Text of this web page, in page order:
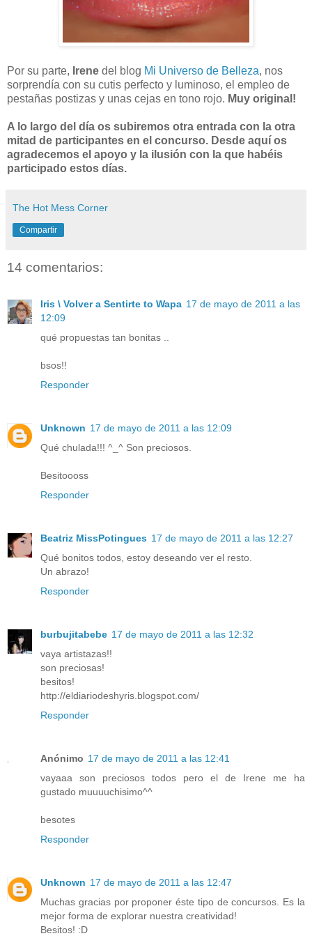
Por su parte, Irene del blog Mi Universo de Belleza, nos
sorprendía con su cutis perfecto y luminoso, el empleo de
pestañas postizas y unas cejas en tono rojo. Muy original!
A lo largo del día os subiremos otra entrada con la otra
mitad de participantes en el concurso. Desde aquí os
agradecemos el apoyo y la ilusión con la que habéis
participado estos días.
The Hot Mess Corner
Compartir
14 comentarios:
Iris \ Volver a Sentirte to Wapa 17 de mayo de 2011 a las
12:09
qué propuestas tan bonitas ..
bsos!!
Responder
Unknown 17 de mayo de 2011 a las 12:09
Qué chulada!!! ^_^ Son preciosos.
Besitoooss
Responder
Beatriz MissPotingues 17 de mayo de 2011 a las 12:27
Qué bonitos todos, estoy deseando ver el resto.
Un abrazo!
Responder
burbujitabebe 17 de mayo de 2011 a las 12:32
vaya artistazas!!
son preciosas!
besitos!
http://eldiariodeshyris.blogspot.com/
Responder
Anónimo 17 de mayo de 2011 a las 12:41
vayaaa son preciosos todos pero el de Irene me ha
gustado muuuuchisimo^^
besotes
Responder
Unknown 17 de mayo de 2011 a las 12:47
Muchas gracias por proponer éste tipo de concursos. Es la
mejor forma de explorar nuestra creatividad!
Besitos! :D